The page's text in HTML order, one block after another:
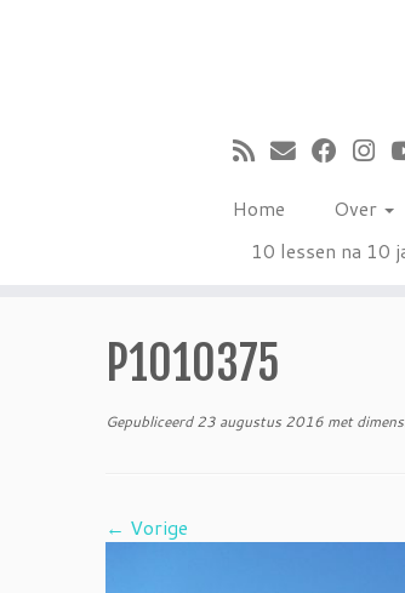
Home Over
10 lessen na 10
P1010375
Gepubliceerd 23 augustus 2016 met
← Vorige